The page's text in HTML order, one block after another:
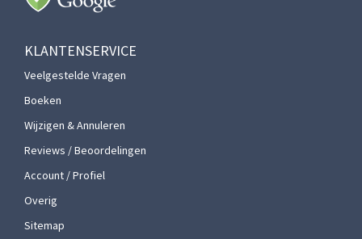
KLANTENSERVICE
Veelgestelde Vragen
Boeken
Wijzigen & Annuleren
Reviews / Beoordelingen
Account / Profiel
Overig
Sitemap